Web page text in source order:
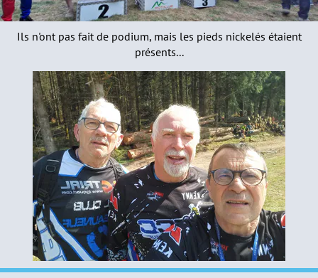
Ils n'ont pas fait de podium, mais les pieds nickelés étaient
présents...